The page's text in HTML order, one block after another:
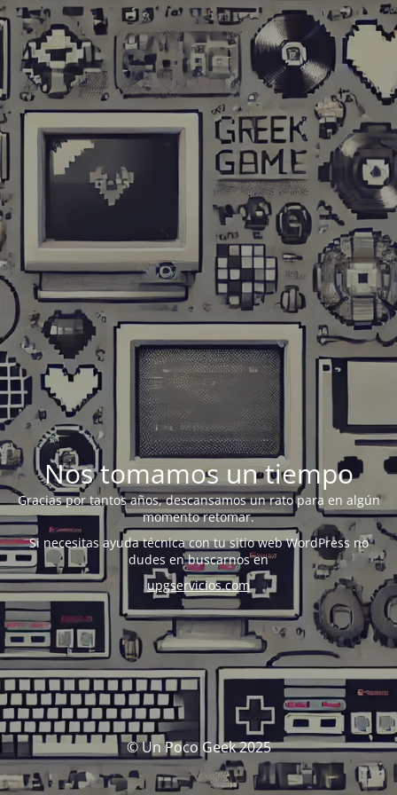
Nos tomamos un tiempo
Gracias por tantos años, descansamos un rato para en algún
momento retomar.
Si necesitas ayuda técnica con tu sitio web WordPress no
dudes en buscarnos en
upgservicios.com
© Un Poco Geek 2025